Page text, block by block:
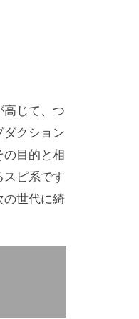
じて、つ
クション
の目的と相
ピ系です
世代に綺